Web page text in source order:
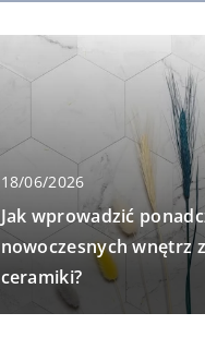
18/06/2026
Jak wprowadzić
nowoczesnych wnętrz
ceramiki?